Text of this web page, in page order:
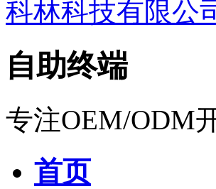
自助终端
专注OEM/ODM
首页